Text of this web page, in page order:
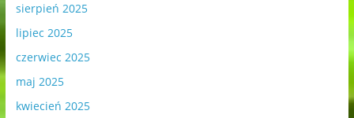
sierpień 2025
lipiec 2025
czerwiec 2025
maj 2025
kwiecień 2025